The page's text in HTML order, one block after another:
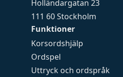
Funktioner
Korsordshjälp
Ordspel
Uttryck och ordspråk
Holländargatan 23
111 60 Stockholm